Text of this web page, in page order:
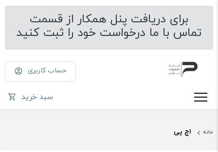
برای دریافت پنل همکار از قسمت
تماس با ما درخواست خود را ثبت کنید
حساب کاربری
سبد خرید
خانه اچ پی